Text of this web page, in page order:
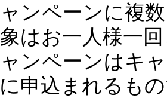
ャンペーンに複
はお一人様一
ャンペーンはキ
申込まれるも